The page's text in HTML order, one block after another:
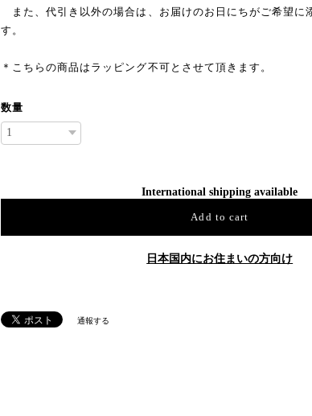
また、代引き以外の場合は、お届けのお日にちがご希望に
す。
＊こちらの商品はラッピング不可とさせて頂きます。
数量
International shipping available
Add to cart
日本国内にお住まいの方向け
通報する